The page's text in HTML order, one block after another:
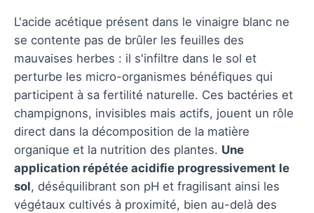
L'acide acétique présent dans le vinaigre blanc ne
se contente pas de brûler les feuilles des
mauvaises herbes : il s'infiltre dans le sol et
perturbe les micro-organismes bénéfiques qui
participent à sa fertilité naturelle. Ces bactéries et
champignons, invisibles mais actifs, jouent un rôle
direct dans la décomposition de la matière
organique et la nutrition des plantes. Une
application répétée acidifie progressivement le
sol, déséquilibrant son pH et fragilisant ainsi les
végétaux cultivés à proximité, bien au-delà des